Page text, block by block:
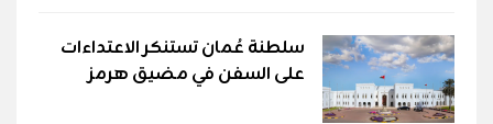
سلطنة عُمان تستنكر الاعتداءات
على السفن في مضيق هرمز